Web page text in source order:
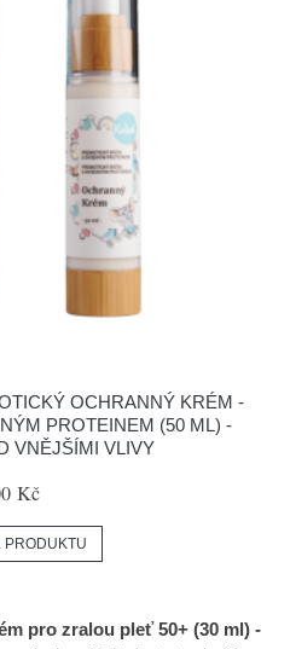
OCHRANNÝ KRÉM -
PROTEINEM (50 ML) -
VNĚJŠÍMI VLIVY
Kč
PRODUKTU
pro zralou pleť 50+ (30 ml) -